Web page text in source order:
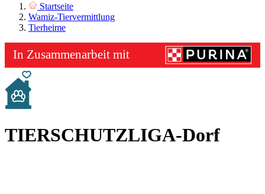
Startseite
Wamiz-Tiervermittlung
Tierheime
TIERSCHUTZLIGA-Dorf